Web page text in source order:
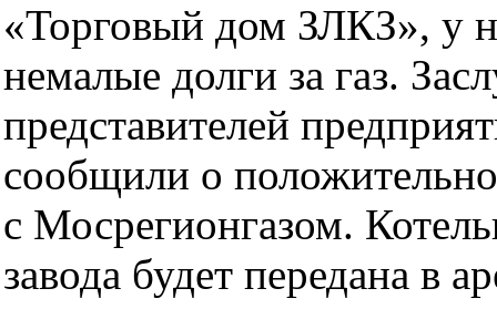
«Торговый дом ЗЛКЗ», у
немалые долги за газ.
представителей
сообщили о
с Мосрегионгазом.
завода будет передана в